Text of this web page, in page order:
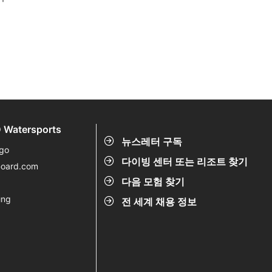
뉴스레터 구독
다이빙 센터 또는 리조트 찾기
다음 모험 찾기
전 세계 채용 정보
Watersports